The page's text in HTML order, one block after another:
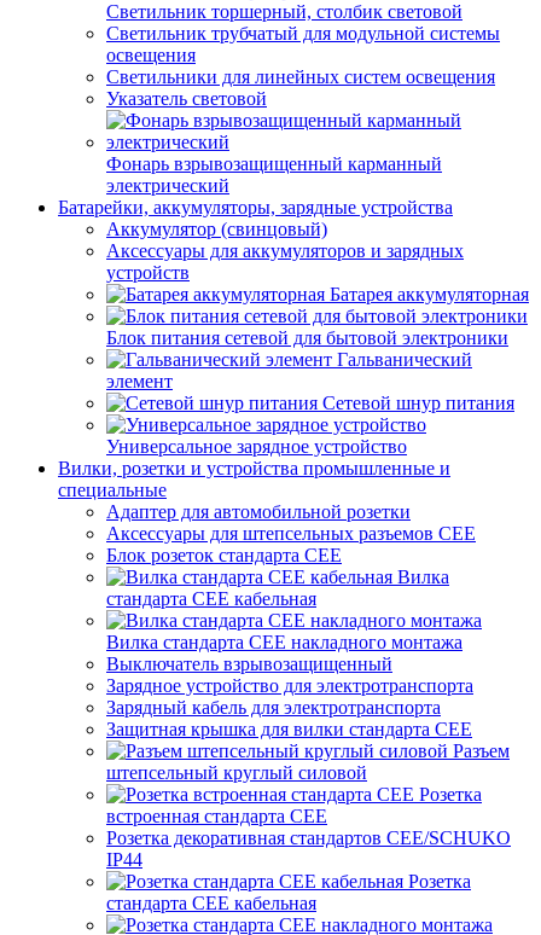
Светильник торшерный, столбик световой
Светильник трубчатый для модульной системы
освещения
Светильники для линейных систем освещения
Указатель световой
Фонарь взрывозащищенный карманный
электрический
Батарейки, аккумуляторы, зарядные устройства
Аккумулятор (свинцовый)
Аксессуары для аккумуляторов и зарядных
устройств
Батарея аккумуляторная
Блок питания сетевой для бытовой электроники
Гальванический
элемент
Сетевой шнур питания
Универсальное зарядное устройство
Вилки, розетки и устройства промышленные и
специальные
Адаптер для автомобильной розетки
Аксессуары для штепсельных разъемов CEE
Блок розеток стандарта CEE
Вилка
стандарта CEE кабельная
Вилка стандарта CEE накладного монтажа
Выключатель взрывозащищенный
Зарядное устройство для электротранспорта
Зарядный кабель для электротранспорта
Защитная крышка для вилки стандарта CEE
Разъем
штепсельный круглый силовой
Розетка
встроенная стандарта CEE
Розетка декоративная стандартов CEE/SCHUKO
IP44
Розетка
стандарта СЕЕ кабельная